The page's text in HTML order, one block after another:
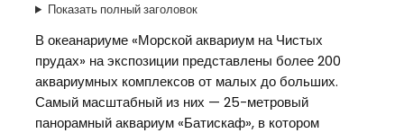
Показать полный заголовок
В океанариуме «Морской аквариум на Чистых
прудах» на экспозиции представлены более 200
аквариумных комплексов от малых до больших.
Самый масштабный из них — 25-метровый
панорамный аквариум «Батискаф», в котором